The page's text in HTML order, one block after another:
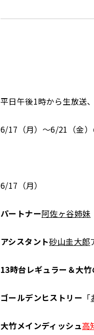
平日午後1時から生放送
6/17（月）～6/21（金）
6/17（月）
パートナー阿佐ヶ谷姉妹
アシスタント砂山圭大郎
13時台レギュラー＆大
ゴールデンヒストリー 「
大竹メインディッシュ高